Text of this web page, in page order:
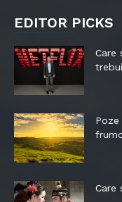
EDITOR PICKS
Care
Care